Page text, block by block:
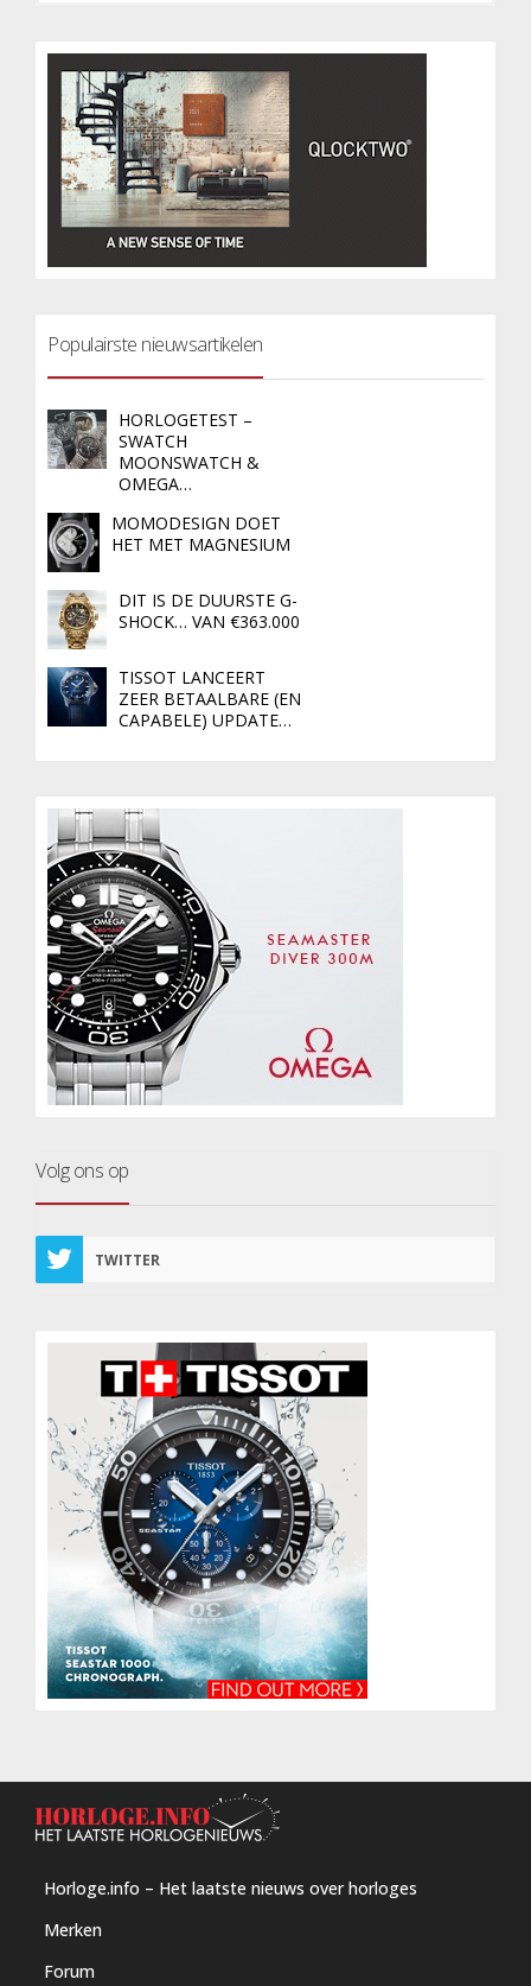
Populairste nieuwsartikelen
HORLOGETEST –
SWATCH
MOONSWATCH &
OMEGA…
MOMODESIGN DOET
HET MET MAGNESIUM
DIT IS DE DUURSTE G-
SHOCK… VAN €363.000
TISSOT LANCEERT
ZEER BETAALBARE (EN
CAPABELE) UPDATE…
Volg ons op
TWITTER
Horloge.info – Het laatste nieuws over horloges
Merken
Forum